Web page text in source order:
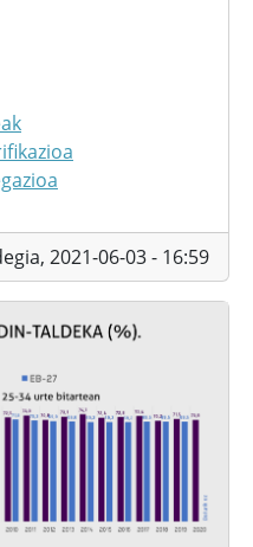
2021-06-03 - 16:59